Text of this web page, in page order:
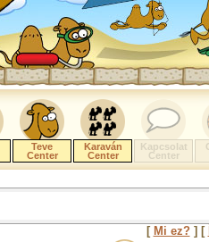
Teve
Center
Karaván
Center
Kapcsolat
Center
[ Mi ez?] [